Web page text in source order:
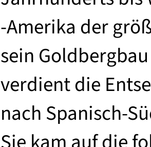
-Amerika der
sein
verdient die
nach Spanisch-